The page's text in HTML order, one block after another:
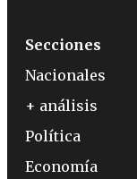
Secciones
Nacionales
+ análisis
Política
Economía